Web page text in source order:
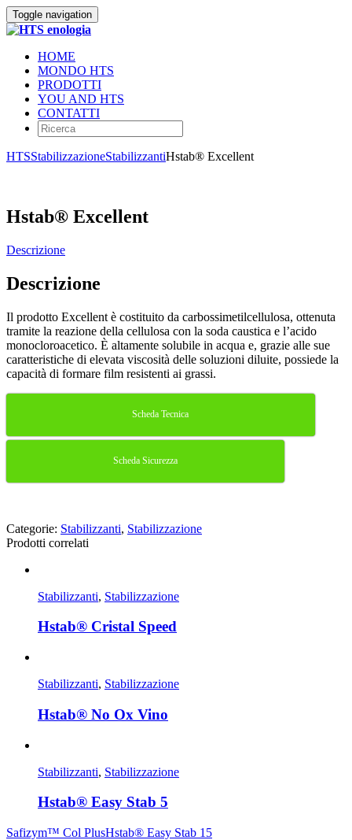
Toggle navigation
HOME
MONDO HTS
PRODOTTI
YOU AND HTS
CONTATTI
HTSStabilizzazioneStabilizzantiHstab® Excellent
Hstab® Excellent
Descrizione
Descrizione
Il prodotto Excellent è costituito da carbossimetilcellulosa, ottenuta
tramite la reazione della cellulosa con la soda caustica e l’acido
monocloroacetico. È altamente solubile in acqua e, grazie alle sue
caratteristiche di elevata viscosità delle soluzioni diluite, possiede la
capacità di formare film resistenti ai grassi.
Scheda Tecnica
Scheda Sicurezza
Categorie: Stabilizzanti, Stabilizzazione
Prodotti correlati
Stabilizzanti, Stabilizzazione
Hstab® Cristal Speed
Stabilizzanti, Stabilizzazione
Hstab® No Ox Vino
Stabilizzanti, Stabilizzazione
Hstab® Easy Stab 5
Safizym™ Col PlusHstab® Easy Stab 15